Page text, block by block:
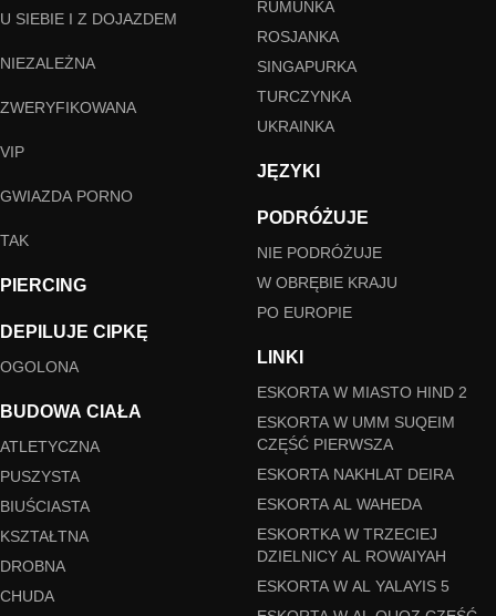
U SIEBIE I Z DOJAZDEM
NIEZALEŻNA
ZWERYFIKOWANA
VIP
GWIAZDA PORNO
TAK
PIERCING
DEPILUJE CIPKĘ
OGOLONA
BUDOWA CIAŁA
ATLETYCZNA
PUSZYSTA
BIUŚCIASTA
KSZTAŁTNA
DROBNA
CHUDA
RUMUNKA
ROSJANKA
SINGAPURKA
TURCZYNKA
UKRAINKA
JĘZYKI
PODRÓŻUJE
NIE PODRÓŻUJE
W OBRĘBIE KRAJU
PO EUROPIE
LINKI
ESKORTA W MIASTO HIND 2
ESKORTA W UMM SUQEIM
CZĘŚĆ PIERWSZA
ESKORTA NAKHLAT DEIRA
ESKORTA AL WAHEDA
ESKORTKA W TRZECIEJ
DZIELNICY AL ROWAIYAH
ESKORTA W AL YALAYIS 5